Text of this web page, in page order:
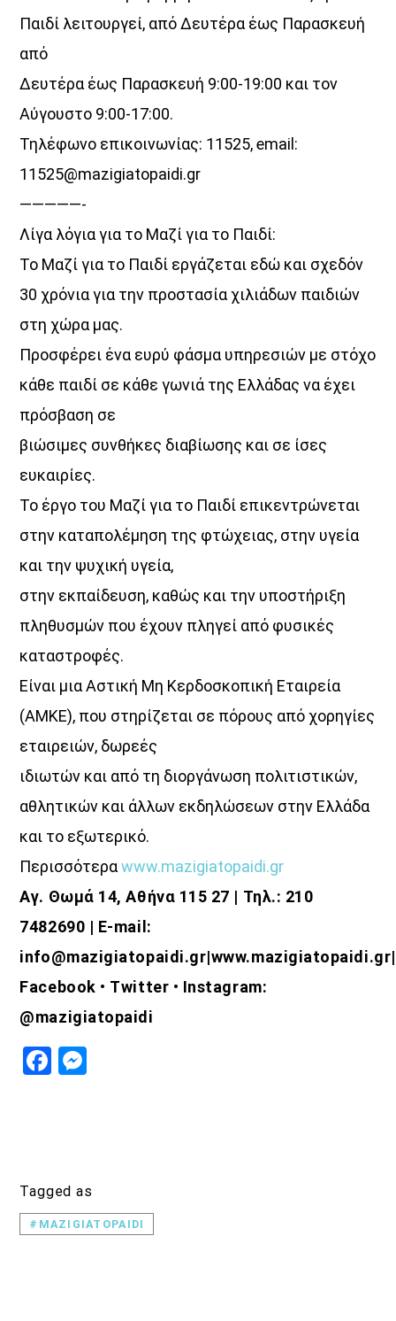
Παιδί λειτουργεί, από Δευτέρα έως Παρασκευή
από
Δευτέρα έως Παρασκευή 9:00-19:00 και τον
Αύγουστο 9:00-17:00.
Τηλέφωνο επικοινωνίας: 11525, email:
11525@mazigiatopaidi.gr
—————-
Λίγα λόγια για το Μαζί για το Παιδί:
Το Μαζί για το Παιδί εργάζεται εδώ και σχεδόν
30 χρόνια για την προστασία χιλιάδων παιδιών
στη χώρα μας.
Προσφέρει ένα ευρύ φάσμα υπηρεσιών με στόχο
κάθε παιδί σε κάθε γωνιά της Ελλάδας να έχει
πρόσβαση σε
βιώσιμες συνθήκες διαβίωσης και σε ίσες
ευκαιρίες.
Το έργο του Μαζί για το Παιδί επικεντρώνεται
στην καταπολέμηση της φτώχειας, στην υγεία
και την ψυχική υγεία,
στην εκπαίδευση, καθώς και την υποστήριξη
πληθυσμών που έχουν πληγεί από φυσικές
καταστροφές.
Είναι μια Αστική Μη Κερδοσκοπική Εταιρεία
(ΑΜΚΕ), που στηρίζεται σε πόρους από χορηγίες
εταιρειών, δωρεές
ιδιωτών και από τη διοργάνωση πολιτιστικών,
αθλητικών και άλλων εκδηλώσεων στην Ελλάδα
και το εξωτερικό.
Περισσότεραwww.mazigiatopaidi.gr
Αγ. Θωμά 14, Αθήνα 115 27 | Τηλ.: 210
7482690 | E-mail:
info@mazigiatopaidi.gr|www.mazigiatopaidi.gr|
Facebook • Twitter • Instagram:
@mazigiatopaidi
Facebook
Tagged as
#MAZIGIATOPAIDI